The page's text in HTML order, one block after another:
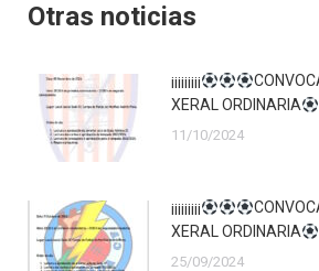
Otras noticias
¡¡¡¡¡¡¡¡¡
XERAL ORDINARIA
11/10/2024
¡¡¡¡¡¡¡¡¡
XERAL ORDINARIA
25/09/2024